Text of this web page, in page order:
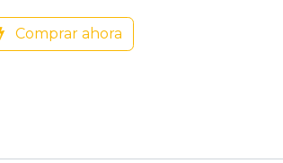
Comprar ahora